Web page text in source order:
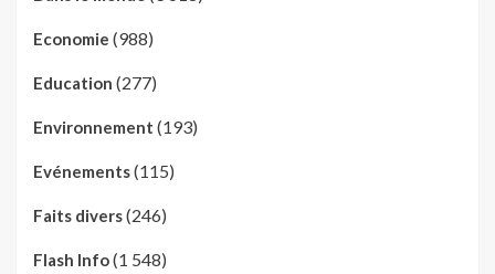
Economie (988)
Education (277)
Environnement (193)
Evénements(115)
Faits divers(246)
Flash Info(1 548)